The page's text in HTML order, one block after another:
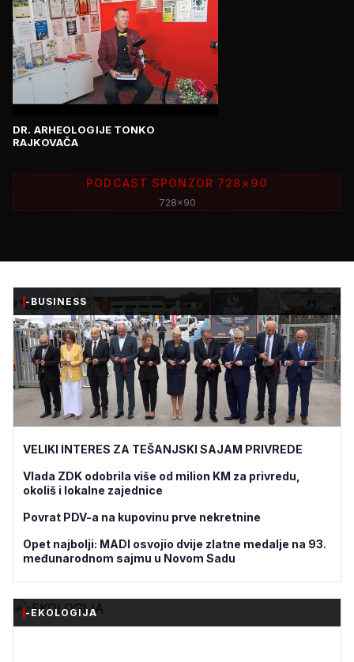
DR. ARHEOLOGIJE TONKO
RAJKOVAČA
PODCAST SPONZOR 728×90
728x90
-BUSINESS
VELIKI INTERES ZA TEŠANJSKI SAJAM PRIVREDE
Vlada ZDK odobrila više od milion KM za privredu,
okoliš i lokalne zajednice
Povrat PDV-a na kupovinu prve nekretnine
Opet najbolji: MADI osvojio dvije zlatne medalje na 93.
međunarodnom sajmu u Novom Sadu
-EKOLOGIJA